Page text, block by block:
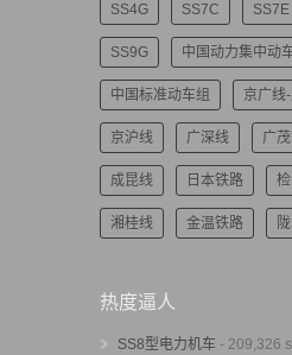
SS4G SS7C SS7E
SS9G 中国动力集中动
中国标准动车组 京广线
京沪线 广深线 广
成昆线 日本铁路
湘桂线 金温铁路
热度逼人
SS8型电力机车 - 209,326 s